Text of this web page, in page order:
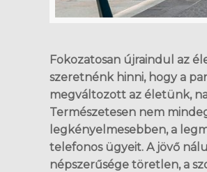
Fokozatosan újraindul az
szeretnénk hinni, hogy a
megváltozott az életünk,
Természetesen nem
legkényelmesebben, a
telefonos ügyeit. A jövő
népszerűsége töretlen, a